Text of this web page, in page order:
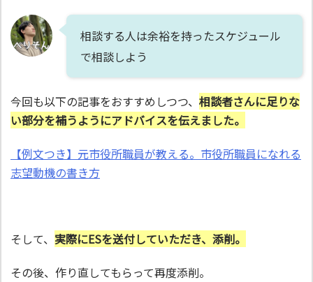
相談する人は余裕を持ったスケジュール
で相談しよう
今回も以下の記事をおすすめしつつ、 相談者さんに足りな
い部分を補うようにアドバイスを伝えました。
【例文つき】元市役所職員が教える。市役所職員になれる
志望動機の書き方
そして、 実際にESを送付していただき、添削。
その後、作り直してもらって再度添削。